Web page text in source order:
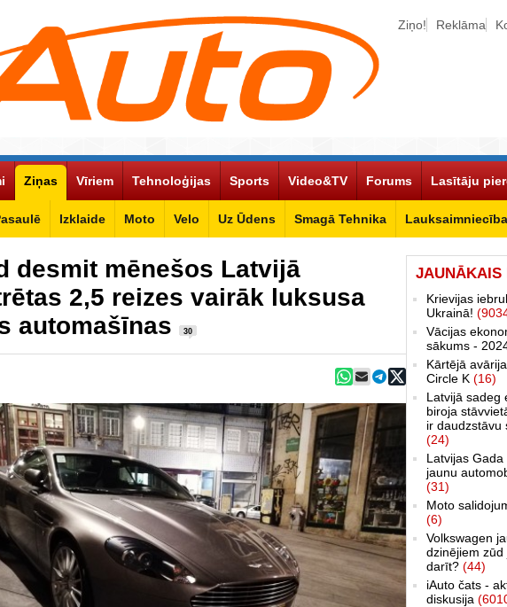
Ziņo! Reklāma
Ziņas
Izklaide Moto Velo Uz Ūdens Smagā Tehnika Lauksaimniecība
Vīriem Tehnoloģijas Sports Video&TV Forums Lasītāju
desmit mēnešos Latvijā
2,5 reizes vairāk luksusa
automašīnas
30
JAUNĀKAIS
Krievijas
Ukrainā!
Vācijas
sākums -
Kārtējā
Circle K (16)
Latvijā sadeg
biroja
ir daudzstāvu
(24)
Latvijas
jaunu
(31)
Moto
(6)
Volkswagen
dzinējiem zūd
darīt? (44)
iAuto čats -
diskusija